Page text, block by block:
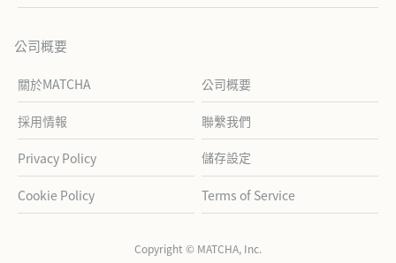
公司概要
關於MATCHA 公司概要
採用情報 聯繫我們
Privacy Policy 儲存設定
Cookie Policy Terms of Service
Copyright © MATCHA, Inc.